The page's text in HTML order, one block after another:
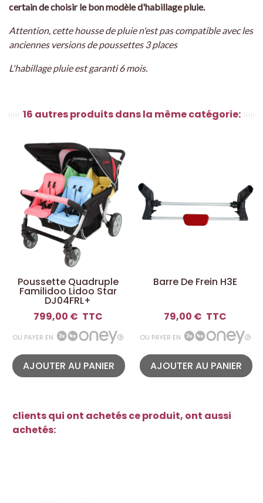
certain de choisir le bon modèle d'habillage pluie.
Attention, cette housse de pluie n'est pas compatible avec les
anciennes versions de poussettes 3 places
L'habillage pluie est garanti 6 mois.
16 autres produits dans la même catégorie:
Poussette Quadruple
Familidoo Lidoo Star
DJ04FRL+
799,00 € TTC
OU PAYER EN
AJOUTER AU PANIER
Barre De Frein H3E
79,00 € TTC
OU PAYER EN
AJOUTER AU PANIER
clients qui ont achetés ce produit, ont aussi
achetés: